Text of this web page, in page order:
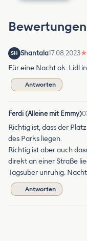
SH Shantala17.08.2023★
Für eine Nacht ok. Lidl
Antworten
Ferdi (Alleine mit Emmy)
Richtig ist, dass der
des Parks liegen.
Richtig ist aber auch
direkt an einer Straße
Tagsüber unruhig.
Antworten